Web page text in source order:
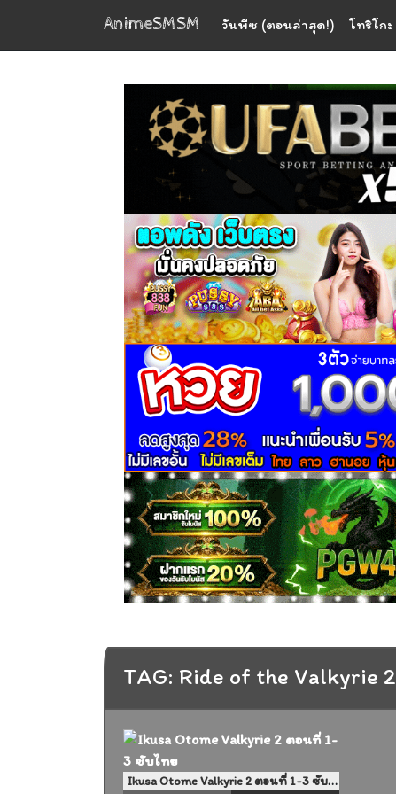
AnimeSMSM วันพีซ (ตอนล่าสุด!) โทริโกะ
TAG: Ride of the Valkyrie 2
Ikusa Otome Valkyrie 2 ตอนที่ 1-3 ซับไทย